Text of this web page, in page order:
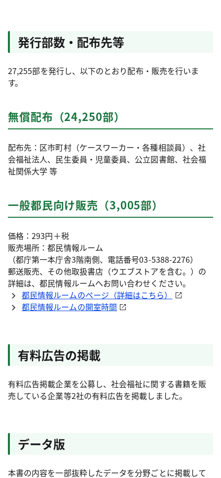
発行部数・配布先等
27,255部を発行し、以下のとおり配布・販売を行いま
す。
無償配布（24,250部）
配布先：区市町村（ケースワーカー・各種相談員）、社
会福祉法人、民生委員・児童委員、公立図書館、社会福
祉関係大学 等
一般都民向け販売（3,005部）
価格：293円＋税
販売場所：都民情報ルーム
（都庁第一本庁舎3階南側、電話番号03-5388-2276）
郵送販売、その他取扱書店（ウエブストアを含む。）の
詳細は、都民情報ルームへお問い合わせください。
都民情報ルームのページ（詳細はこちら）
都民情報ルームの開室時間
有料広告の掲載
有料広告掲載企業を公募し、社会福祉に関する書籍を販
売している企業等2社の有料広告を掲載しました。
データ版
本書の内容を一部抜粋したデータを分野ごとに掲載して